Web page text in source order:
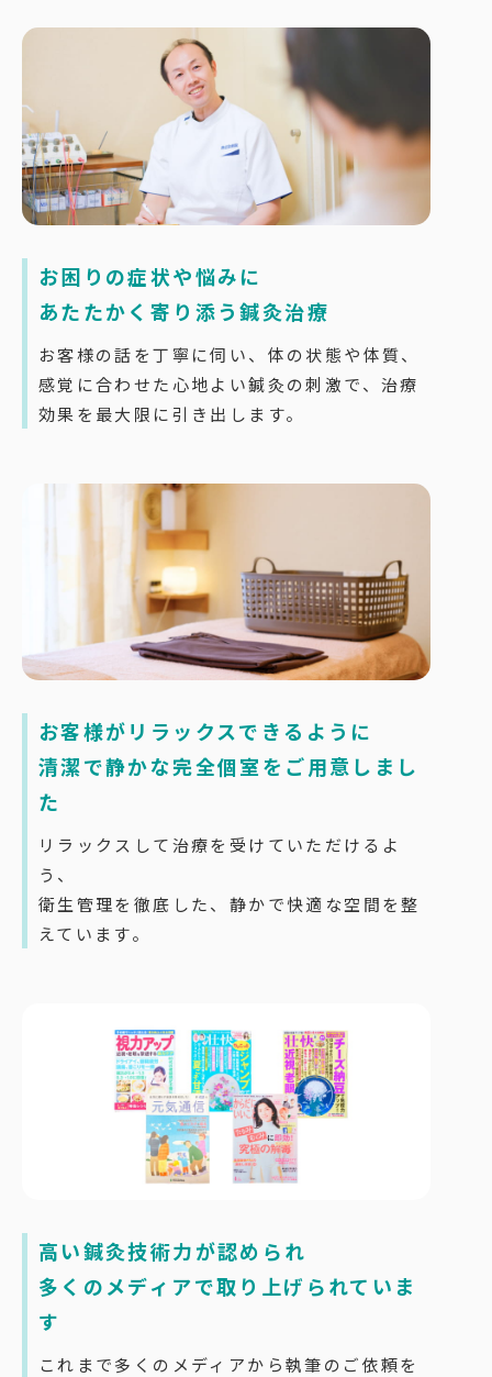
お困りの症状や悩みに
あたたかく寄り添う鍼灸治療
お客様の話を丁寧に伺い、体の状態や体質、
感覚に合わせた心地よい鍼灸の刺激で、治療
効果を最大限に引き出します。
お客様がリラックスできるように
清潔で静かな完全個室をご用意しまし
た
リラックスして治療を受けていただけるよ
う、
衛生管理を徹底した、静かで快適な空間を整
えています。
高い鍼灸技術力が認められ
多くのメディアで取り上げられていま
す
これまで多くのメディアから執筆のご依頼を